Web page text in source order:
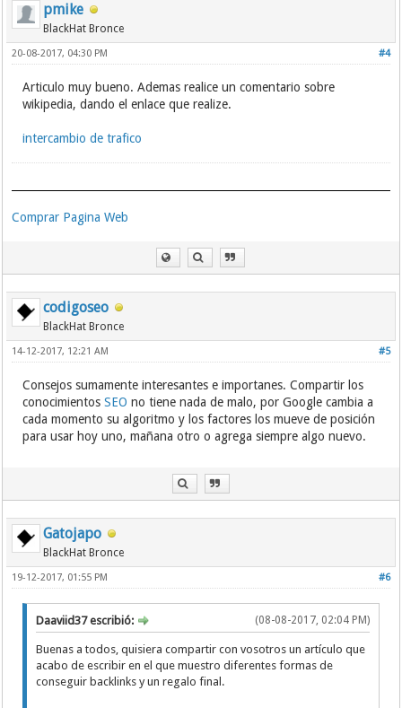
pmike
BlackHat Bronce
#4
20-08-2017, 04:30 PM
Articulo muy bueno. Ademas realice un comentario sobre
wikipedia, dando el enlace que realize.
intercambio de trafico
Comprar Pagina Web
codigoseo
BlackHat Bronce
#5
14-12-2017, 12:21 AM
Consejos sumamente interesantes e importanes. Compartir los
conocimientosSEO no tiene nada de malo, por Google cambia a
cada momento su algoritmo y los factores los mueve de posición
para usar hoy uno, mañana otro o agrega siempre algo nuevo.
Gatojapo
BlackHat Bronce
#6
19-12-2017, 01:55 PM
(08-08-2017, 02:04 PM)
Daaviid37 escribió:
Buenas a todos, quisiera compartir con vosotros un artículo que
acabo de escribir en el que muestro diferentes formas de
conseguir backlinks y un regalo final.